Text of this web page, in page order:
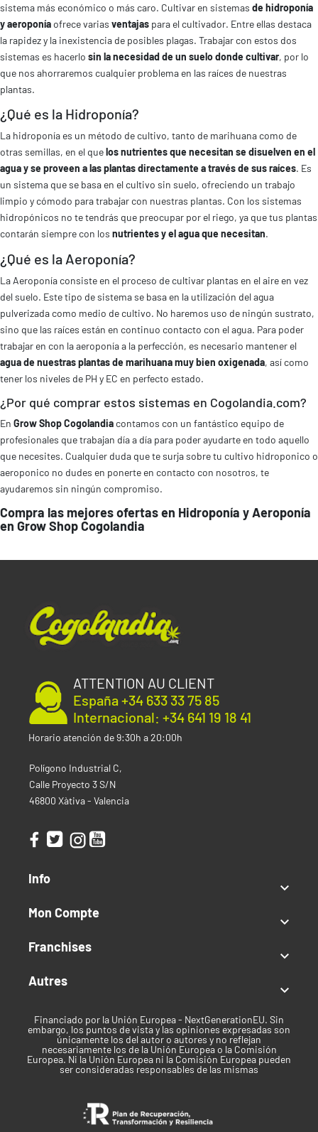
sistema más económico o más caro. Cultivar en sistemas de hidroponía
y aeroponíaofrece varias ventajas para el cultivador. Entre ellas destaca
la rapidez y la inexistencia de posibles plagas. Trabajar con estos dos
sistemas es hacerlo sin la necesidad de un suelo donde cultivar, por lo
que nos ahorraremos cualquier problema en las raíces de nuestras
plantas.
¿Qué es la Hidroponía?
La hidroponía es un método de cultivo, tanto de marihuana como de
otras semillas, en el quelos nutrientes que necesitan se disuelven en el
agua y se proveen a las plantas directamente a través de sus raíces. Es
un sistema que se basa en el cultivo sin suelo, ofreciendo un trabajo
limpio y cómodo para trabajar con nuestras plantas. Con los sistemas
hidropónicos no te tendrás que preocupar por el riego, ya que tus plantas
contarán siempre con los nutrientes y el agua que necesitan.
¿Qué es la Aeroponía?
La Aeroponía consiste en el proceso de cultivar plantas en el aire en vez
del suelo. Este tipo de sistema se basa en la utilización del agua
pulverizada como medio de cultivo. No haremos uso de ningún sustrato,
sino que las raíces están en continuo contacto con el agua. Para poder
trabajar en con la aeroponía a la perfección, es necesario mantener el
agua de nuestras plantas de marihuana muy bien oxigenada, así como
tener los niveles de PH y EC en perfecto estado.
¿Por qué comprar estos sistemas en Cogolandia.com?
En Grow Shop Cogolandia contamos con un fantástico equipo de
profesionales que trabajan día a día para poder ayudarte en todo aquello
que necesites. Cualquier duda que te surja sobre tu cultivo hidroponico o
aeroponico no dudes en ponerte en contacto con nosotros, te
ayudaremos sin ningún compromiso.
Compra las mejores ofertas en Hidroponía y Aeroponía
en Grow Shop Cogolandia
ATTENTION AU CLIENT
España +34 633 33 75 85
Internacional: +34 641 19 18 41
Horario atención de 9:30h a 20:00h
Polígono Industrial C,
Calle Proyecto 3 S/N
46800 Xàtiva - Valencia
Info

Mon Compte

Franchises

Autres

Financiado por la Unión Europea - NextGenerationEU. Sin
embargo, los puntos de vista y las opiniones expresadas son
únicamente los del autor o autores y no reflejan
necesariamente los de la Unión Europea o la Comisión
Europea. Ni la Unión Europea ni la Comisión Europea pueden
ser consideradas responsables de las mismas